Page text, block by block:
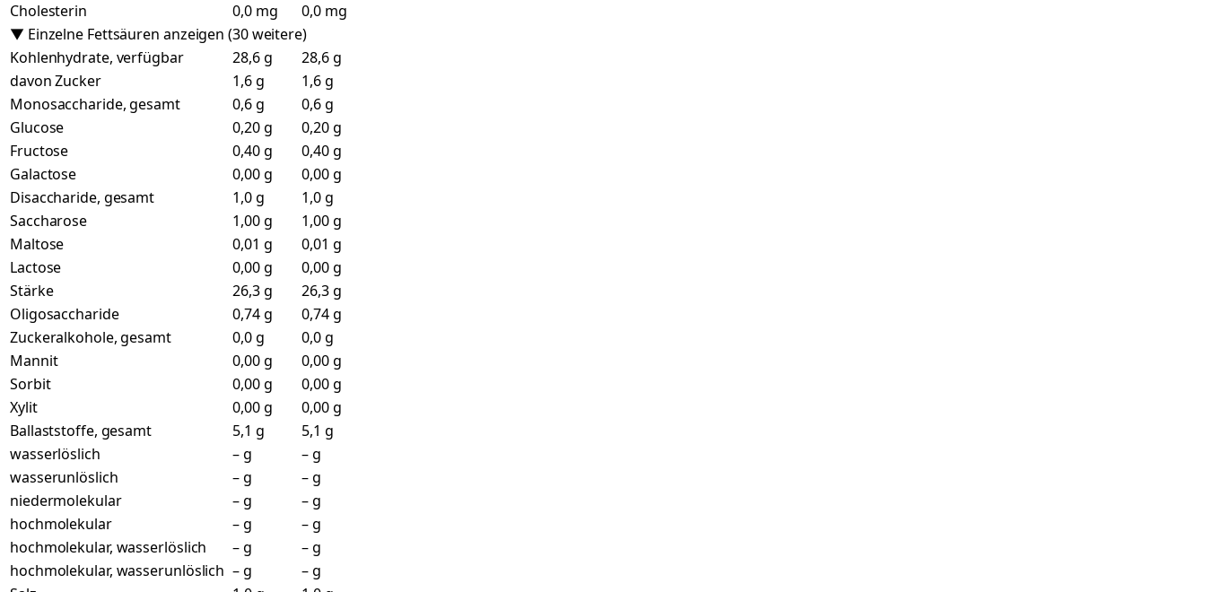
Cholesterin
0,0 mg
0,0 mg
▼ Einzelne Fettsäuren anzeigen (30 weitere)
Kohlenhydrate, verfügbar
28,6 g
28,6 g
davon Zucker
1,6 g
1,6 g
Monosaccharide, gesamt
0,6 g
0,6 g
Glucose
0,20 g
0,20 g
Fructose
0,40 g
0,40 g
Galactose
0,00 g
0,00 g
Disaccharide, gesamt
1,0 g
1,0 g
Saccharose
1,00 g
1,00 g
Maltose
0,01 g
0,01 g
Lactose
0,00 g
0,00 g
Stärke
26,3 g
26,3 g
Oligosaccharide
0,74 g
0,74 g
Zuckeralkohole, gesamt
0,0 g
0,0 g
Mannit
0,00 g
0,00 g
Sorbit
0,00 g
0,00 g
Xylit
0,00 g
0,00 g
Ballaststoffe, gesamt
5,1 g
5,1 g
wasserlöslich
– g
– g
wasserunlöslich
– g
– g
niedermolekular
– g
– g
hochmolekular
– g
– g
hochmolekular, wasserlöslich
– g
– g
hochmolekular, wasserunlöslich – g
– g